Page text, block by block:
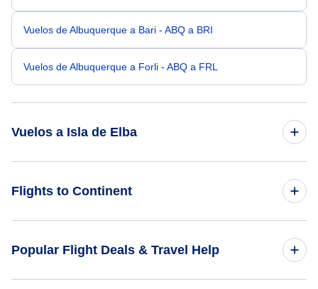
Vuelos de Albuquerque a Bari - ABQ a BRI
Vuelos de Albuquerque a Forli - ABQ a FRL
Vuelos a Isla de Elba
Vuelos de Anchorage a Isla de Elba - ANC a EBA
Flights to Continent
Popular Flight Deals & Travel Help